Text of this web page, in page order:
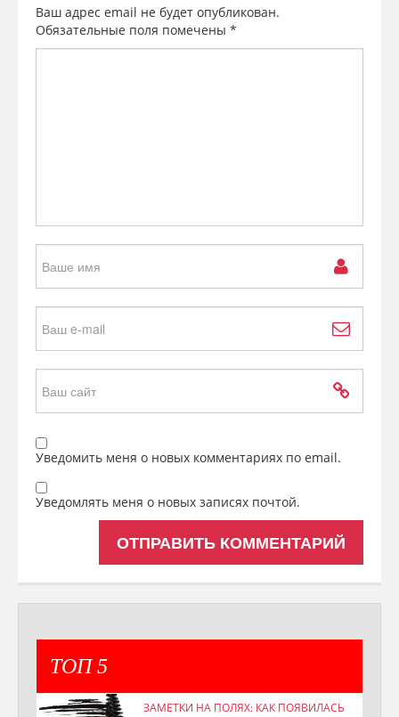
Ваш адрес email не будет опубликован.
Обязательные поля помечены *
Уведомить меня о новых комментариях по email.
Уведомлять меня о новых записях почтой.
ТОП 5
ЗАМЕТКИ НА ПОЛЯХ: КАК ПОЯВИЛАСЬ